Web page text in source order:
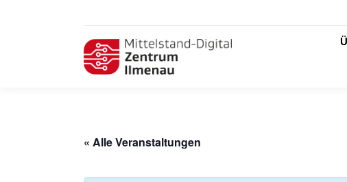
« Alle Veranstaltungen